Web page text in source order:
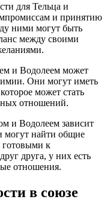
для Тельца и
и принятию
ними могут быть
между своими
и Водолеем может
Они могут иметь
может стать
отношений.
и Водолеем зависит
могут найти общие
готовыми к
друга, у них есть
отношения.
в союзе